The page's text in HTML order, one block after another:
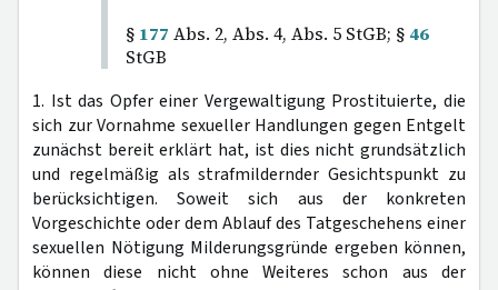
§ 177 Abs. 2, Abs. 4, Abs. 5 StGB; § 46
StGB
1. Ist das Opfer einer Vergewaltigung Prostituierte, die
sich zur Vornahme sexueller Handlungen gegen Entgelt
zunächst bereit erklärt hat, ist dies nicht grundsätzlich
und regelmäßig als strafmildernder Gesichtspunkt zu
berücksichtigen. Soweit sich aus der konkreten
Vorgeschichte oder dem Ablauf des Tatgeschehens einer
sexuellen Nötigung Milderungsgründe ergeben können,
können diese nicht ohne Weiteres schon aus der